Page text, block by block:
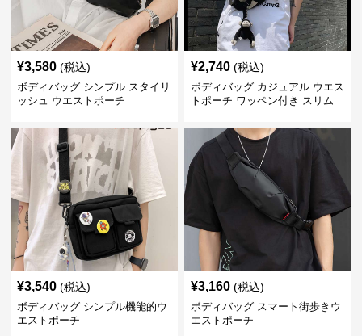
¥3,580 (税込)
ボディバッグ シンプル スタイリ
ッシュ ウエストポーチ
¥2,740 (税込)
ボディバッグ カジュアル ウエス
トポーチ ワッペン付き スリム
¥3,540 (税込)
ボディバッグ シンプル機能的ウ
エストポーチ
¥3,160 (税込)
ボディバッグ スマート街歩きウ
エストポーチ